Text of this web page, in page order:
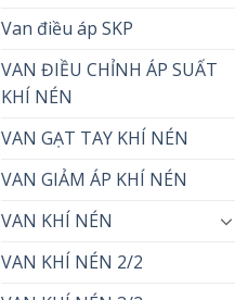
Van điều áp SKP
VAN ĐIỀU CHỈNH ÁP SUẤT
KHÍ NÉN
VAN GẠT TAY KHÍ NÉN
VAN GIẢM ÁP KHÍ NÉN
VAN KHÍ NÉN
VAN KHÍ NÉN 2/2